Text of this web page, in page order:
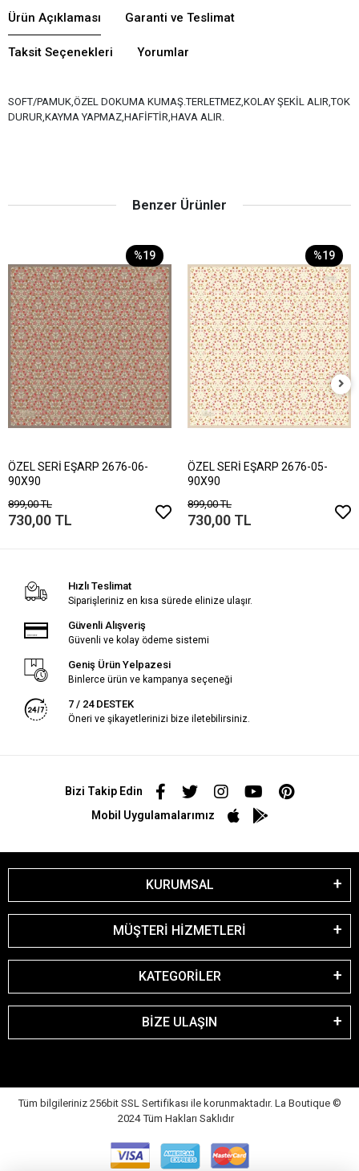
Ürün Açıklaması Garanti ve Teslimat
Taksit Seçenekleri Yorumlar
SOFT/PAMUK,ÖZEL DOKUMA KUMAŞ.TERLETMEZ,KOLAY ŞEKİL ALIR,TOK
DURUR,KAYMA YAPMAZ,HAFİFTİR,HAVA ALIR.
Benzer Ürünler
%19
ÖZEL SERİ EŞARP 2676-06-
90X90
899,00 TL
730,00 TL
%19
ÖZEL SERİ EŞARP 2676-05-
90X90
899,00 TL
730,00 TL
Hızlı Teslimat
Siparişleriniz en kısa sürede elinize ulaşır.
Güvenli Alışveriş
Güvenli ve kolay ödeme sistemi
Geniş Ürün Yelpazesi
Binlerce ürün ve kampanya seçeneği
7 / 24 DESTEK
Öneri ve şikayetlerinizi bize iletebilirsiniz.
Bizi Takip Edin
Mobil Uygulamalarımız
KURUMSAL
MÜŞTERİ HİZMETLERİ
KATEGORİLER
BİZE ULAŞIN
Tüm bilgileriniz 256bit SSL Sertifikası ile korunmaktadır. La Boutique ©
2024 Tüm Hakları Saklıdır